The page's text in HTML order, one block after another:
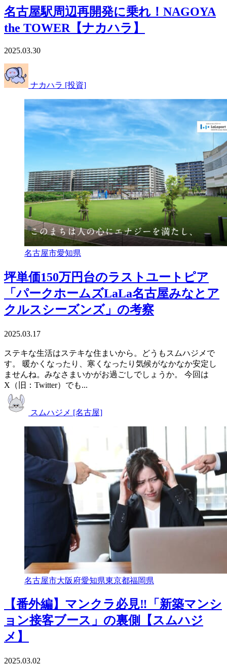
名古屋駅周辺再開発に乗れ！NAGOYA
the TOWER【ナカハラ】
2025.03.30
ナカハラ [投資]
名古屋市愛知県
坪単価150万円台のラストユートピア
「パークホームズLaLa名古屋みなとア
クルスシーズンズ」の考察
2025.03.17
ステキな生活はステキな住まいから。どうもスムハジメで
す。 暖かくなったり、寒くなったり気候がなかなか安定し
ませんね。みなさまいかがお過ごしでしょうか。 今回は
X（旧：Twitter）でも...
スムハジメ [名古屋]
名古屋市大阪府愛知県東京都福岡県
【番外編】マンクラ必見‼「新築マンシ
ョン接客ブース」の裏側【スムハジ
メ】
2025.03.02